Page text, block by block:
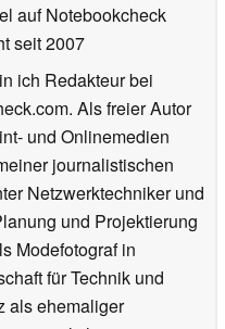
auf Notebookcheck
seit 2007
ich Redakteur bei
Als freier Autor
und Onlinemedien
journalistischen
Netzwerktechniker und
und Projektierung
Modefotograf in
für Technik und
als ehemaliger